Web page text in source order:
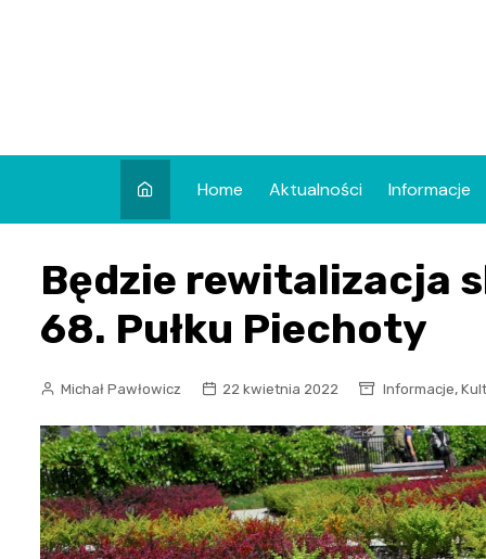
Home Aktualności Informacje
Będzie rewitalizacja
68. Pułku Piechoty
Michał Pawłowicz 22 kwietnia 2022 Informacje,